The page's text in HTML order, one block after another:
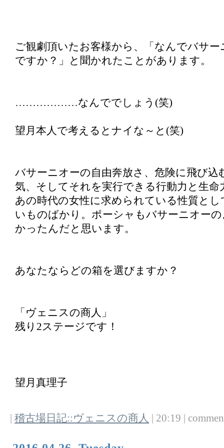
ご観劇頂いたお客様から、「なんでバサ
ですか？」と聞かれたことがあります。
………………なんででしょう(笑)
望月本人で考えるとナイな～と(笑)
バサーニオーの自由奔放さ、危険に飛び込
気、そしてそれを実行できる行動力と生命
あの時代の女性に求められている性質と
いものばかり。ポーシャもバサーニオー
かったんだと思います。
あなたならどの箱を選びますか？
「ヴェニスの商人」
残り2ステージです！
望月真理子
稽古場日記::ヴェニスの商人 | 20:19 |